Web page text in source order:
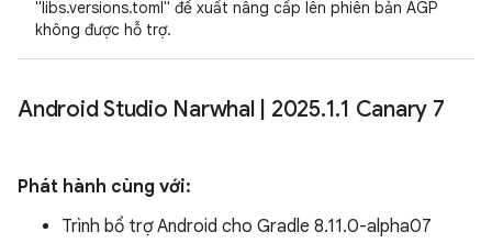
"libs.versions.toml" đề xuất nâng cấp lên phiên bản AGP
không được hỗ trợ.
Android Studio Narwhal 2025.1.1 Canary 7
Phát hành cùng với:
Trình bổ trợ Android cho Gradle 8.11.0-alpha07